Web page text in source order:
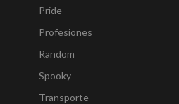
Pride
Profesiones
Random
Spooky
Transporte